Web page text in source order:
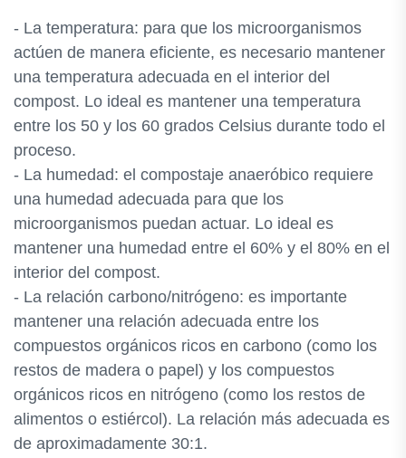
- La temperatura: para que los microorganismos
actúen de manera eficiente, es necesario mantener
una temperatura adecuada en el interior del
compost. Lo ideal es mantener una temperatura
entre los 50 y los 60 grados Celsius durante todo el
proceso.
- La humedad: el compostaje anaeróbico requiere
una humedad adecuada para que los
microorganismos puedan actuar. Lo ideal es
mantener una humedad entre el 60% y el 80% en el
interior del compost.
- La relación carbono/nitrógeno: es importante
mantener una relación adecuada entre los
compuestos orgánicos ricos en carbono (como los
restos de madera o papel) y los compuestos
orgánicos ricos en nitrógeno (como los restos de
alimentos o estiércol). La relación más adecuada es
de aproximadamente 30:1.